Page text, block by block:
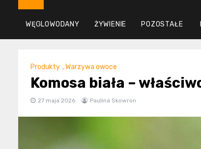
WĘGLOWODANY ŻYWIENIE POZOSTAŁE
Produkty ,Warzywa owoce
Komosa biała –
27 maja 2026 Paulina Skowron